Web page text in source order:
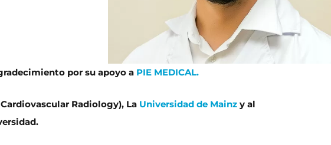
por su apoyo a PIE MEDICAL.
Radiology), La Universidad de Mainz y al